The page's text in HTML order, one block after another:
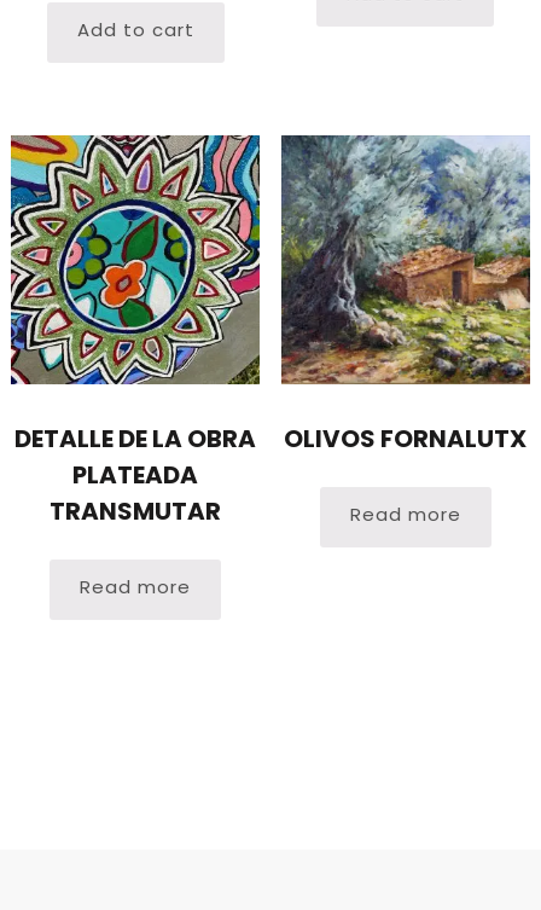
Add to cart
DETALLE DE LA OBRA
PLATEADA
TRANSMUTAR
Read more
OLIVOS FORNALUTX
Read more